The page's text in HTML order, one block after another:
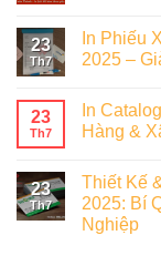
23
Th7
In Phiếu
2025 –
23
Th7
In
Hàng &
23
Th7
Thiết Kế
2025: Bí
Nghiệp